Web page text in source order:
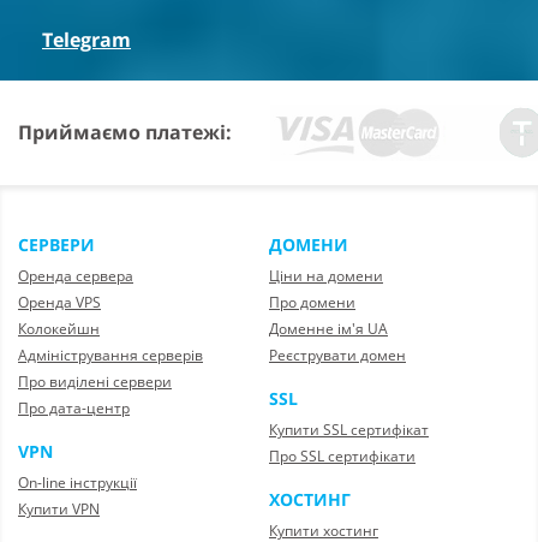
Telegram
Приймаємо платежі:
СЕРВЕРИ
Оренда сервера
Оренда VPS
Колокейшн
Адміністрування серверів
Про виділені сервери
Про дата-центр
VPN
On-line інструкції
Купити VPN
ДОМЕНИ
Ціни на домени
Про домени
Доменне ім'я UA
Реєструвати домен
SSL
Купити SSL сертифікат
Про SSL сертифікати
ХОСТИНГ
Купити хостинг